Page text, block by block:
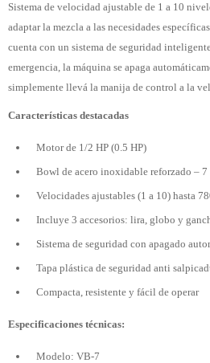
Sistema de velocidad ajustable de 1 a 10
adaptar la mezcla a las necesidades
cuenta con un sistema de seguridad
emergencia, la máquina se apaga
simplemente llevá la manija de control a la
Características destacadas
Motor de 1/2 HP (0.5 HP)
Bowl de acero inoxidable reforzado –
Velocidades ajustables (1 a 10) hasta
Incluye 3 accesorios: lira, globo y
Sistema de seguridad con apagado
Tapa plástica de seguridad anti
Compacta, resistente y fácil de operar
Especificaciones técnicas:
Modelo: VB-7